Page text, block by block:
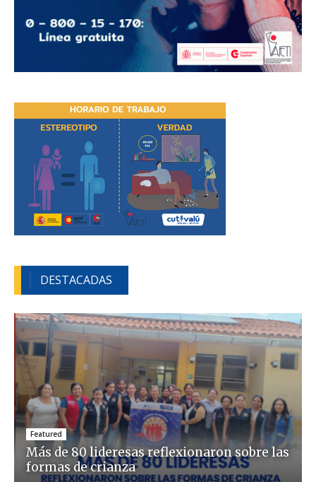
DESTACADAS
Featured
Más de 80 lideresas reflexionaron sobre las
formas de crianza